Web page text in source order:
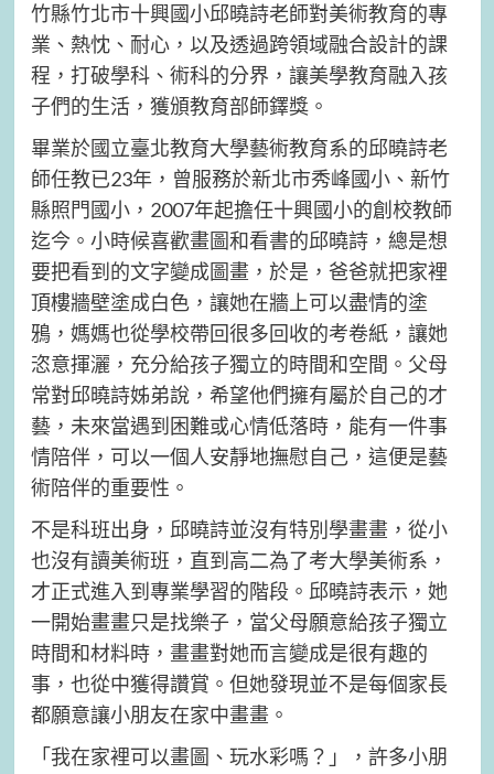
竹縣竹北市十興國小邱曉詩老師對美術教育的專
業、熱忱、耐心，以及透過跨領域融合設計的課
程，打破學科、術科的分界，讓美學教育融入孩
子們的生活，獲頒教育部師鐸獎。
畢業於國立臺北教育大學藝術教育系的邱曉詩老
師任教已23年，曾服務於新北市秀峰國小、新竹
縣照門國小，2007年起擔任十興國小的創校教師
迄今。小時候喜歡畫圖和看書的邱曉詩，總是想
要把看到的文字變成圖畫，於是，爸爸就把家裡
頂樓牆壁塗成白色，讓她在牆上可以盡情的塗
鴉，媽媽也從學校帶回很多回收的考卷紙，讓她
恣意揮灑，充分給孩子獨立的時間和空間。父母
常對邱曉詩姊弟說，希望他們擁有屬於自己的才
藝，未來當遇到困難或心情低落時，能有一件事
情陪伴，可以一個人安靜地撫慰自己，這便是藝
術陪伴的重要性。
不是科班出身，邱曉詩並沒有特別學畫畫，從小
也沒有讀美術班，直到高二為了考大學美術系，
才正式進入到專業學習的階段。邱曉詩表示，她
一開始畫畫只是找樂子，當父母願意給孩子獨立
時間和材料時，畫畫對她而言變成是很有趣的
事，也從中獲得讚賞。但她發現並不是每個家長
都願意讓小朋友在家中畫畫。
「我在家裡可以畫圖、玩水彩嗎？」，許多小朋